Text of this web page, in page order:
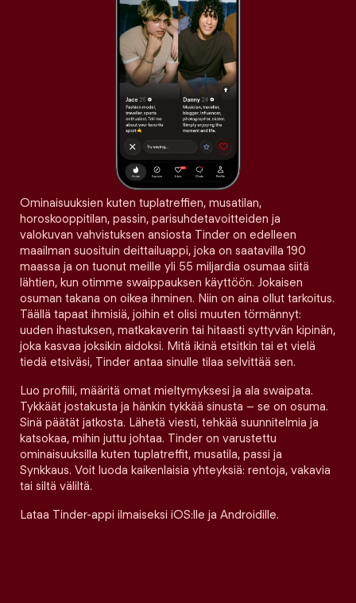
Ominaisuuksien kuten tuplatreffien, musatilan,
horoskooppitilan, passin, parisuhdetavoitteiden ja
valokuvan vahvistuksen ansiosta Tinder on edelleen
maailman suosituin deittailuappi, joka on saatavilla 190
maassa ja on tuonut meille yli 55 miljardia osumaa siitä
lähtien, kun otimme swaippauksen käyttöön. Jokaisen
osuman takana on oikea ihminen. Niin on aina ollut tarkoitus.
Täällä tapaat ihmisiä, joihin et olisi muuten törmännyt:
uuden ihastuksen, matkakaverin tai hitaasti syttyvän kipinän,
joka kasvaa joksikin aidoksi. Mitä ikinä etsitkin tai et vielä
tiedä etsiväsi, Tinder antaa sinulle tilaa selvittää sen.
Luo profiili, määritä omat mieltymyksesi ja ala swaipata.
Tykkäät jostakusta ja hänkin tykkää sinusta – se on osuma.
Sinä päätät jatkosta. Lähetä viesti, tehkää suunnitelmia ja
katsokaa, mihin juttu johtaa. Tinder on varustettu
ominaisuuksilla kuten tuplatreffit, musatila, passi ja
Synkkaus. Voit luoda kaikenlaisia yhteyksiä: rentoja, vakavia
tai siltä väliltä.
Lataa Tinder-appi ilmaiseksi iOS:lle ja Androidille.